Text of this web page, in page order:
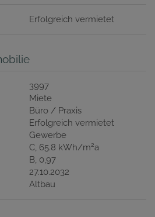
Erfolgreich vermietet
3997
Miete
Büro / Praxis
Erfolgreich vermietet
Gewerbe
C, 65.8 kWh/m2a
B, 0,97
27.10.2032
Altbau